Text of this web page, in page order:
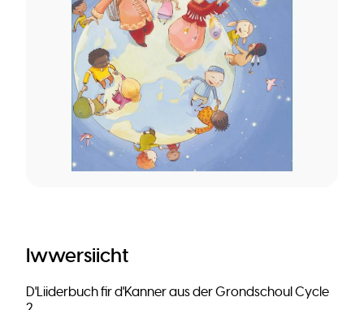
Iwwersiicht
D'Liiderbuch fir d'Kanner aus der Grondschoul Cycle